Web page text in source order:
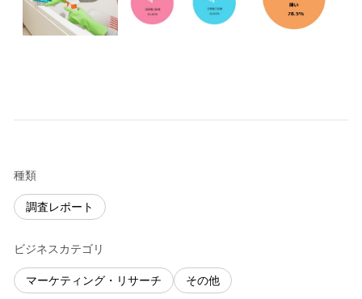
種類
調査レポート
ビジネスカテゴリ
マーケティング・リサーチ その他